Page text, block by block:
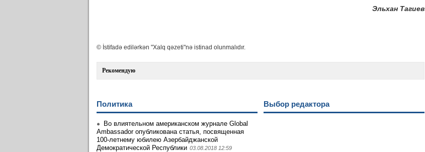
Эльхан Тагиев
© İstifadə edilərkən "Xalq qəzeti"nə istinad olunmalıdır.
Рекомендую
Политика
Во влиятельном американском журнале Global
Ambassador опубликована статья, посвященная
100-летнему юбилею Азербайджанской
Демократической Республики 03.08.2018 12:59
Выбор редактора